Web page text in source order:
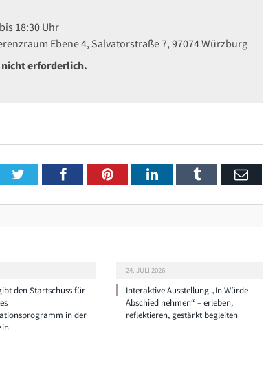
18:30 Uhr
Ebene 4, Salvatorstraße 7, 97074 Würzburg
erforderlich.
TwitterFacebookPinterestLinkedInTumblr Email
den Startschuss für
in der
24. JULI 2026
Interaktive Ausstellung „In Würde
Abschied nehmen“ – erleben,
reflektieren, gestärkt begleiten